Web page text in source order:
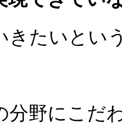
きたいとい
分野にこだ